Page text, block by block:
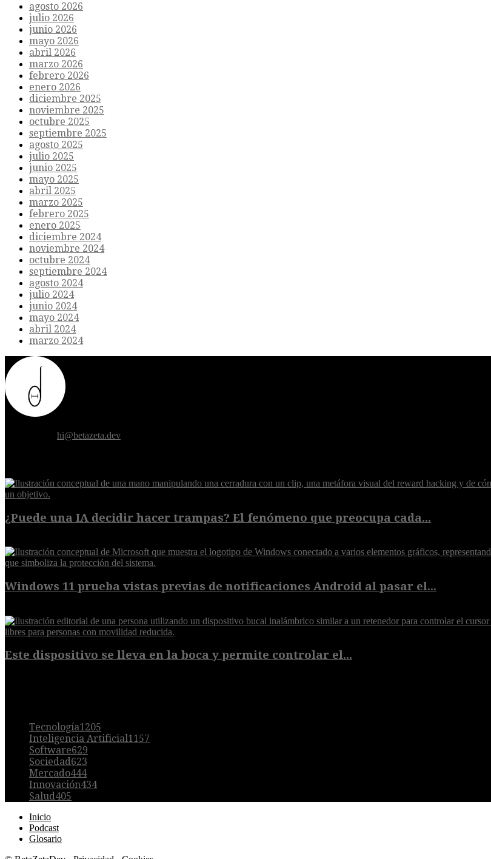
agosto 2026
julio 2026
junio 2026
mayo 2026
abril 2026
marzo 2026
febrero 2026
enero 2026
diciembre 2025
noviembre 2025
octubre 2025
septiembre 2025
agosto 2025
julio 2025
junio 2025
mayo 2025
abril 2025
marzo 2025
febrero 2025
enero 2025
diciembre 2024
noviembre 2024
octubre 2024
septiembre 2024
agosto 2024
julio 2024
junio 2024
mayo 2024
abril 2024
marzo 2024
hi@betazeta.dev
¿Puede una IA decidir hacer trampas? El fenómeno que preocupa cada...
Windows 11 prueba vistas previas de notificaciones Android al pasar el...
Este dispositivo se lleva en la boca y permite controlar el...
Tecnología1205
Inteligencia Artificial 1157
Software629
Sociedad 623
Mercado444
Innovación434
Salud 405
Inicio
Podcast
Glosario